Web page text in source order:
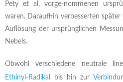
Pety et al. vorge-nommenen
waren. Daraufhin verbesserten später
Auflösung der ursprünglichen
Nebels.
Obwohl verschiedene neutrale
Ethinyl-Radikal
bis hin zur